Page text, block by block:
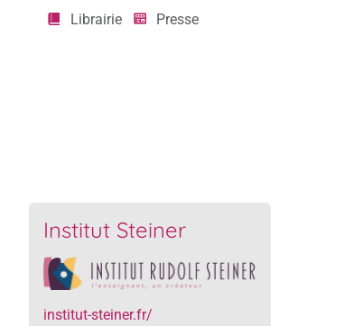
Librairie Presse
Institut Steiner
institut-steiner.fr/